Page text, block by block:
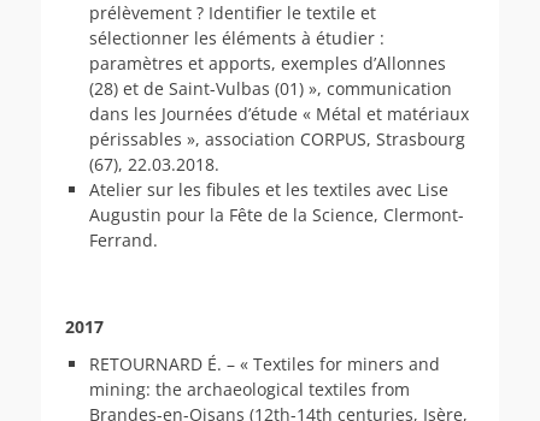
prélèvement ? Identifier le textile et
sélectionner les éléments à étudier :
paramètres et apports, exemples d’Allonnes
(28) et de Saint-Vulbas (01) », communication
dans les Journées d’étude « Métal et matériaux
périssables », association CORPUS, Strasbourg
(67), 22.03.2018.
Atelier sur les fibules et les textiles avec Lise
Augustin pour la Fête de la Science, Clermont-
Ferrand.
2017
RETOURNARD É. – « Textiles for miners and
mining: the archaeological textiles from
Brandes-en-Oisans (12th-14th centuries, Isère,